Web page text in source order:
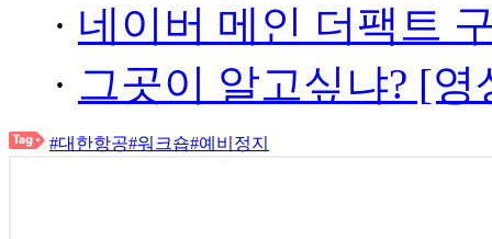
· 네이버 메인 더팩트
· 그곳이 알고싶냐? [
#대한항공#워크숍#예비정지